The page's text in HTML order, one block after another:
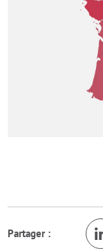
Partager :